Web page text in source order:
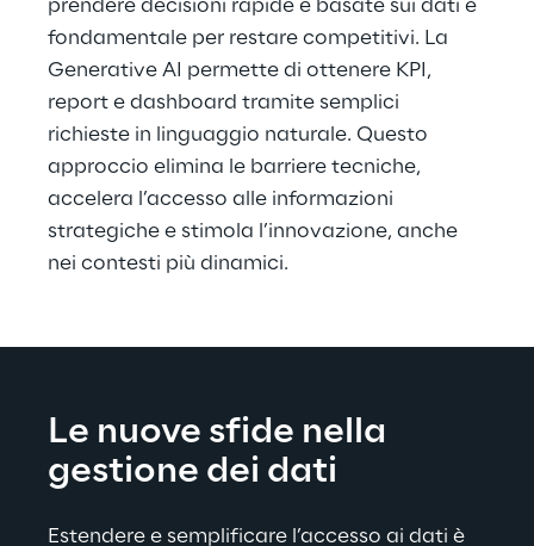
prendere decisioni rapide e basate sui dati è
fondamentale per restare competitivi. La
Generative AI permette di ottenere KPI,
report e dashboard tramite semplici
richieste in linguaggio naturale. Questo
approccio elimina le barriere tecniche,
accelera l’accesso alle informazioni
strategiche e stimola l’innovazione, anche
nei contesti più dinamici.
Le nuove sfide nella
gestione dei dati
Estendere e semplificare l’accesso ai dati è